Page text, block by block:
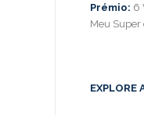
Prémio: 6
Meu
EXPLORE